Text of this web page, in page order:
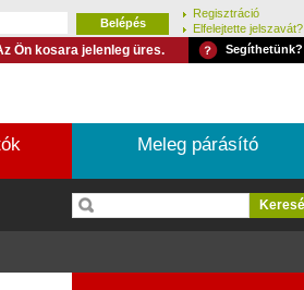
Regisztráció
Elfelejtette jelszavát?
Ön kosara jelenleg üres. Segíthetünk?
Meleg párásító